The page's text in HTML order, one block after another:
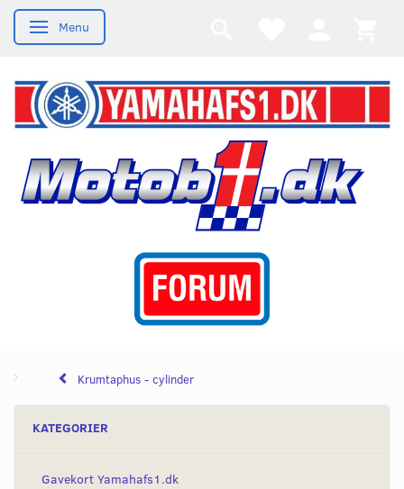
Skifte navigation
Menu
Krumtaphus - cylinder
KATEGORIER
Gavekort Yamahafs1.dk